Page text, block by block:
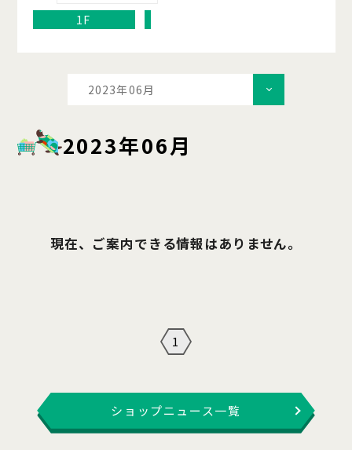
1F
2023年06月
2023年06月
現在、ご案内できる情報はありません。
1
ショップニュース一覧